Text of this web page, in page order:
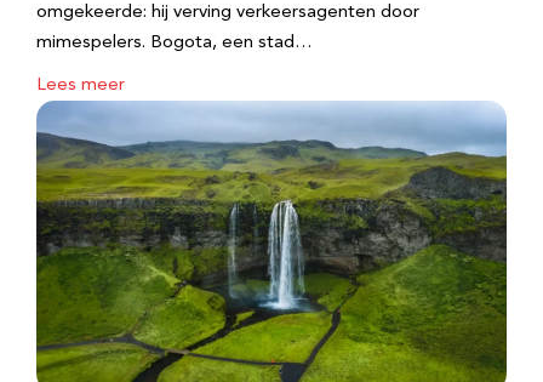
omgekeerde: hij verving verkeersagenten door
mimespelers. Bogota, een stad…
Lees meer